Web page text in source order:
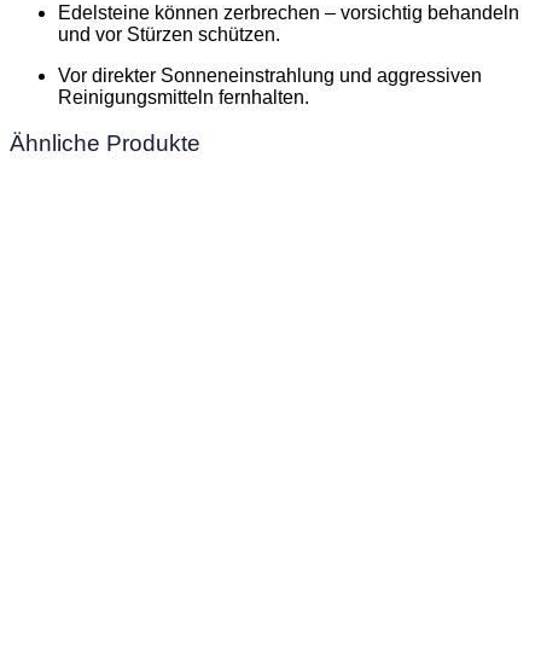
Edelsteine können zerbrechen – vorsichtig behandeln
und vor Stürzen schützen.
Vor direkter Sonneneinstrahlung und aggressiven
Reinigungsmitteln fernhalten.
Ähnliche Produkte